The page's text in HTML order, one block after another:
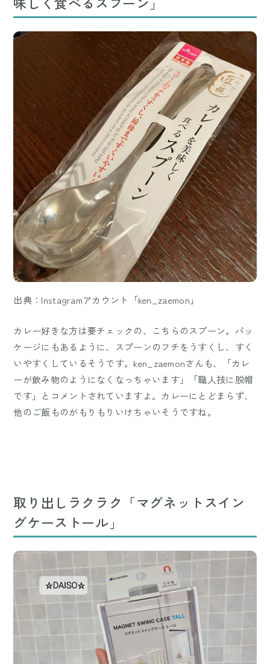
出典：Instagramアカウント「ken_zaemon」
カレー好きな方は要チェックの、こちらのスプーン。パッ
ケージにもあるように、スプーンのフチをうすくし、すく
いやすくしているそうです。ken_zaemonさんも、「カレ
ーが飲み物のようになくなっちゃいます」「職人技に脱帽
です」とコメントされていますよ。カレーにとどまらず、
他のご飯ものがもりもりいけちゃいそうですね。
取り出しラクラク「マグネットスイン
グケーストール」